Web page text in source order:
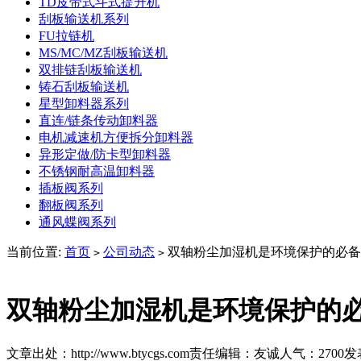
刮板输送机系列
FU拉链机
MS/MC/MZ刮板输送机
双排链刮板输送机
铸石刮板输送机
星型卸料器系列
直连/链条传动卸料器
电机减速机方便拆分卸料器
异形定做/防卡型卸料器
不锈钢耐高温卸料器
插板阀系列
翻板阀系列
通风蝶阀系列
当前位置: 首页 > 公司动态 > 双轴粉尘加湿机是环境保护的必
双轴粉尘加湿机是环境保护的
文章出处：http://www.btycgs.com责任编辑：友诚 人气： 2700发